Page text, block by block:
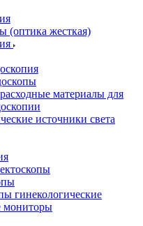
(оптика жесткая)
материалы для
источники света
гинекологические
мониторы